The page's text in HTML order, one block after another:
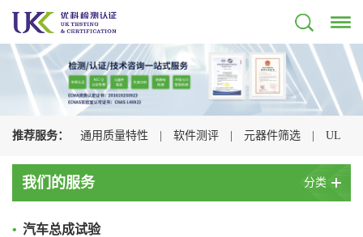
推荐服务： 通用质量特性 | 软件测评 | 元器件筛选 | UL
认证 | CSA认证
我们的服务 分类
• 汽车总成试验